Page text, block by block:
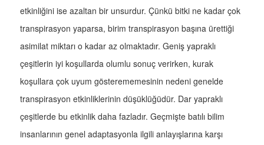
etkinliğini ise azaltan bir unsurdur. Çünkü bitki ne kadar çok
transpirasyon yaparsa, birim transpirasyon başına ürettiği
asimilat miktarı o kadar az olmaktadır. Geniş yapraklı
çeşitlerin iyi koşullarda olumlu sonuç verirken, kurak
koşullara çok uyum gösterememesinin nedeni genelde
transpirasyon etkinliklerinin düşüklüğüdür. Dar yapraklı
çeşitlerde bu etkinlik daha fazladır. Geçmişte batılı bilim
insanlarının genel adaptasyonla ilgili anlayışlarına karşı